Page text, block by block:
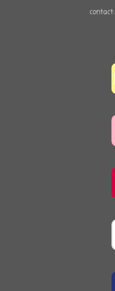
contact: